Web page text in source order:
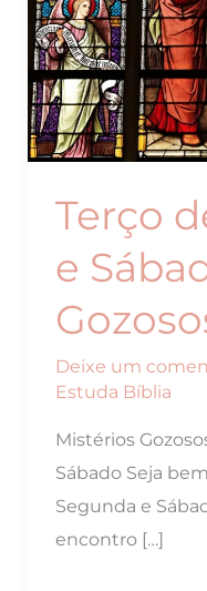
Terço
e
Deixe um
Estuda Bíblia
Mistérios
Sábado Seja
Segunda e
encontro […]